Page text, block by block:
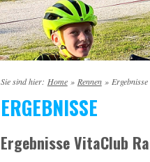
Sie sind hier: Home » Rennen » Ergebnisse
ERGEBNISSE
Ergebnisse VitaClub